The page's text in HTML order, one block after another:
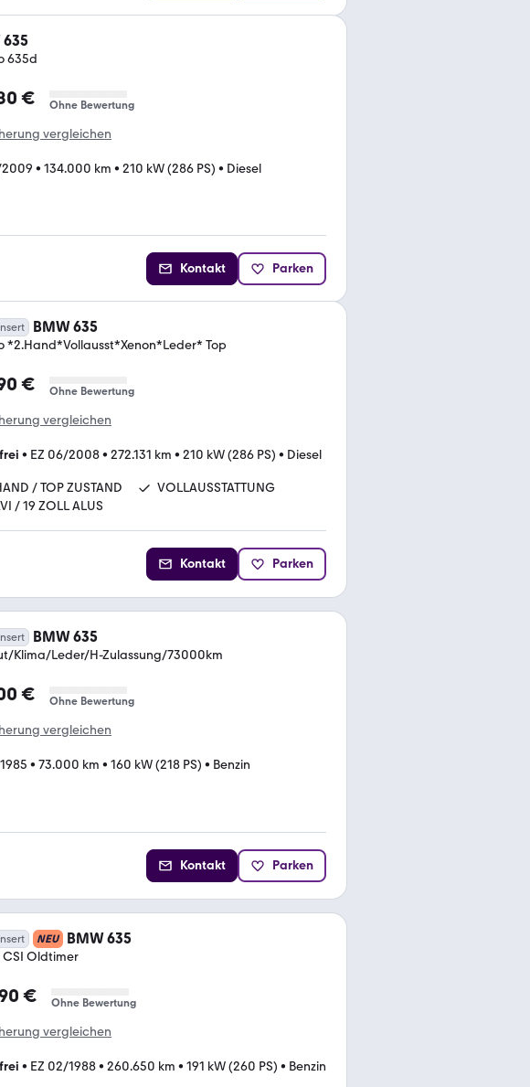
635
635d
€ Ohne Bewertung
vergleichen
• 134.000 km • 210 kW (286 PS) • Diesel
Kontakt Parken
BMW 635
*2.Hand*Vollausst*Xenon*Leder* Top
€ Ohne Bewertung
vergleichen
• EZ 06/2008• 272.131 km • 210 kW (286 PS) • Diesel
/ TOP ZUSTAND
VOLLAUSSTATTUNG
/ 19 ZOLL ALUS
Kontakt Parken
BMW 635
Klima/Leder/H-Zulassung/73000km
€ Ohne Bewertung
vergleichen
• 73.000 km • 160 kW (218 PS) • Benzin
Kontakt Parken
NEU BMW 635
CSI Oldtimer
€ Ohne Bewertung
vergleichen
• EZ 02/1988• 260.650 km • 191 kW (260 PS) • Benzin